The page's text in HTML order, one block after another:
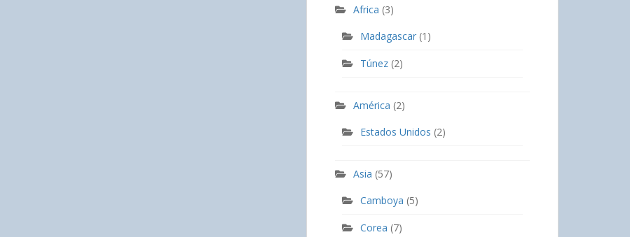
Africa (3)
Madagascar (1)
Túnez (2)
América (2)
Estados Unidos (2)
Asia (57)
Camboya (5)
Corea (7)